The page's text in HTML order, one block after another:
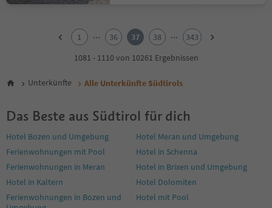
6
9
11
12
13
14
16
1 ... 36 37 38 ...
343
1081 - 1110 von 10261 Ergebnissen
Unterkünfte Alle Unterkünfte Südtirols
Das Beste aus Südtirol für dich
Hotel Bozen und Umgebung
Hotel Meran und Umgebung
Ferienwohnungen mit Pool
Hotel in Schenna
Ferienwohnungen in Meran
Hotel in Brixen und Umgebung
Hotel in Kaltern
Hotel Dolomiten
Ferienwohnungen in Bozen und
Hotel mit Pool